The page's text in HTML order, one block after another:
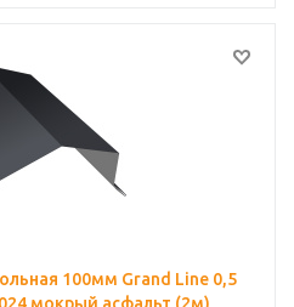
100мм Grand Line 0,5